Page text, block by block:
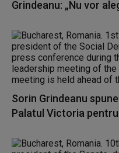
Grindeanu: „Nu vor
Sorin Grindeanu
Palatul Victoria pentru